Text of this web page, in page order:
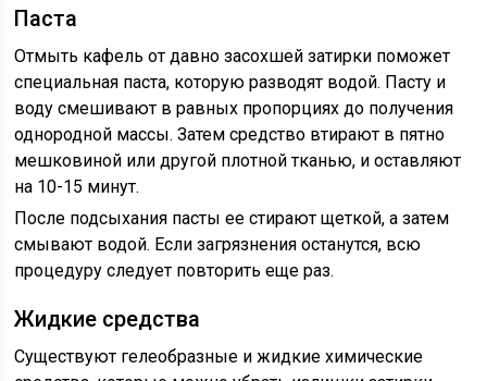
Паста
Отмыть кафель от давно засохшей затирки поможет
специальная паста, которую разводят водой. Пасту и
воду смешивают в равных пропорциях до получения
однородной массы. Затем средство втирают в пятно
мешковиной или другой плотной тканью, и оставляют
на 10-15 минут.
После подсыхания пасты ее стирают щеткой, а затем
смывают водой. Если загрязнения останутся, всю
процедуру следует повторить еще раз.
Жидкие средства
Существуют гелеобразные и жидкие химические